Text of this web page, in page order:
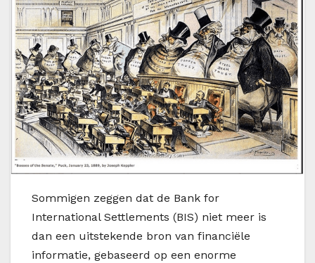
Sommigen zeggen dat de Bank for
International Settlements (BIS) niet meer is
dan een uitstekende bron van financiële
informatie, gebaseerd op een enorme